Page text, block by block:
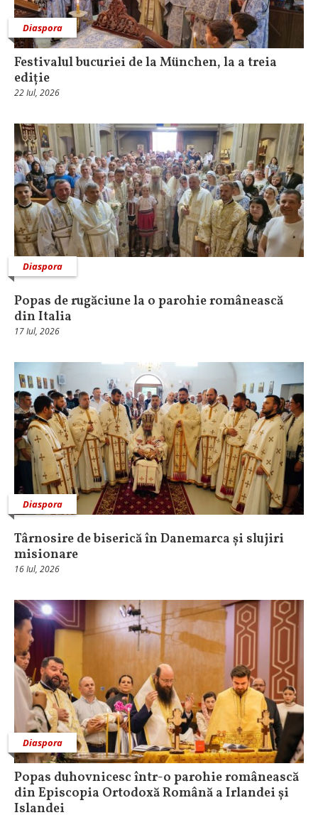
Diaspora
Festivalul bucuriei de la München, la a treia
ediție
22 Iul, 2026
Diaspora
Popas de rugăciune la o parohie românească
din Italia
17 Iul, 2026
Diaspora
Târnosire de biserică în Danemarca și slujiri
misionare
16 Iul, 2026
Diaspora
Popas duhovnicesc într-o parohie românească
din Episcopia Ortodoxă Română a Irlandei și
Islandei